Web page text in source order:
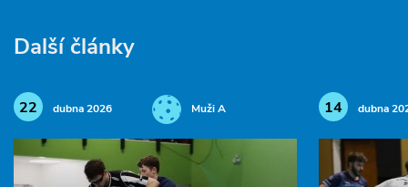
Další články
22 dubna 2026 Muži A 14 dubna